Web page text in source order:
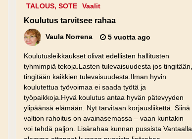
TALOUS, SOTE
Vaalit
Koulutus tarvitsee rahaa
Vaula Norrena 5 vuotta ago
Koulutusleikkaukset olivat edellisten hallitusten
tyhmimpiä tekoja.Lasten tulevaisuudesta jos tingitään,
tingitään kaikkien tulevaisuudesta.Ilman hyvin
koulutettua työvoimaa ei saada työtä ja
työpaikkoja.Hyvä koulutus antaa hyvän pätevyyden
ylipäänsä elämään. Nyt tarvitaan korjausliikettä. Siinä
valtion rahoitus on avainasemassa – vaan kuntakin
voi tehdä paljon. Lisärahaa kunnan pussista Vantaalla